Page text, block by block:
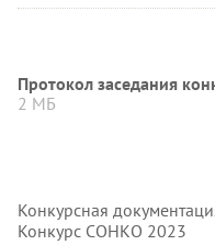
Протокол заседания
2 МБ
Конкурсная
Конкурс СОНКО 2023